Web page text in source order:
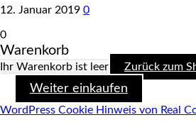
12. Januar 2019 0
0
Warenkorb
Ihr Warenkorb ist leer Zurück zum
Weiter einkaufen
WordPress Cookie Hinweis von Real